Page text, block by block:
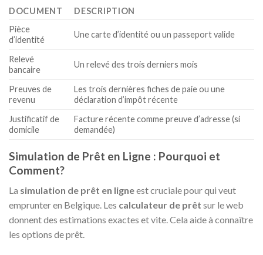
DOCUMENT
DESCRIPTION
Pièce
d’identité
Une carte d’identité ou un passeport valide
Relevé
bancaire
Un relevé des trois derniers mois
Preuves de
revenu
Les trois dernières fiches de paie ou une
déclaration d’impôt récente
Justificatif de
domicile
Facture récente comme preuve d’adresse (si
demandée)
Simulation de Prêt en Ligne : Pourquoi et
Comment?
La simulation de prêt en ligneest cruciale pour qui veut
emprunter en Belgique. Les calculateur de prêt sur le web
donnent des estimations exactes et vite. Cela aide à connaître
les options de prêt.